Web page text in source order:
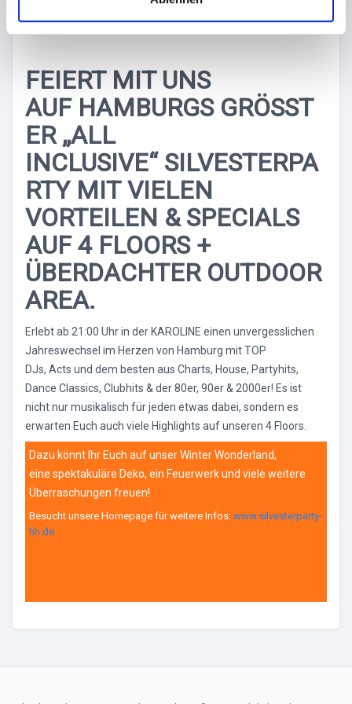
FEIERT MIT UNS
AUF HAMBURGS GRÖSSTE
R „ALL I
NCLUSIVE“ SILVESTERPAR
TY MIT VIELEN V
ORTEILEN & SPECIALS A
UF 4 FLOORS + Ü
BERDACHTER OUTDOOR A
REA.
Erlebt ab 21:00 Uhr in der KAROLINE einen unvergesslichen
Jahreswechsel im Herzen von Hamburg mit TOP
DJs, Acts und dem besten aus Charts, House, Partyhits,
Dance Classics, Clubhits & der 80er, 90er & 2000er! Es ist
nicht nur musikalisch für jeden etwas dabei, sondern es
erwarten Euch auch viele Highlights auf unseren 4 Floors.
Dazu könnt Ihr Euch auf unser Winter Wonderland,
eine spektakuläre Deko, ein Feuerwerk und viele weitere
Überraschungen freuen!
Besucht unsere Homepage für weitere Infos: www.silvesterparty-
hh.de